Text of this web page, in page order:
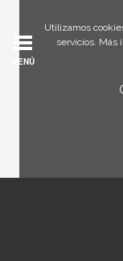
Utilizamos
servicios. Más
MENÚ